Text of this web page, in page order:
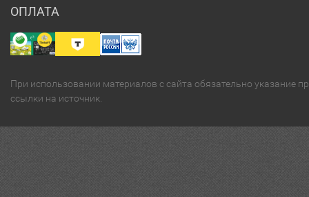
ОПЛАТА
При использовании материалов с сайта обязательно указание
ссылки на источник.